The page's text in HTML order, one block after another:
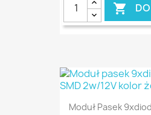

Moduł Pasek